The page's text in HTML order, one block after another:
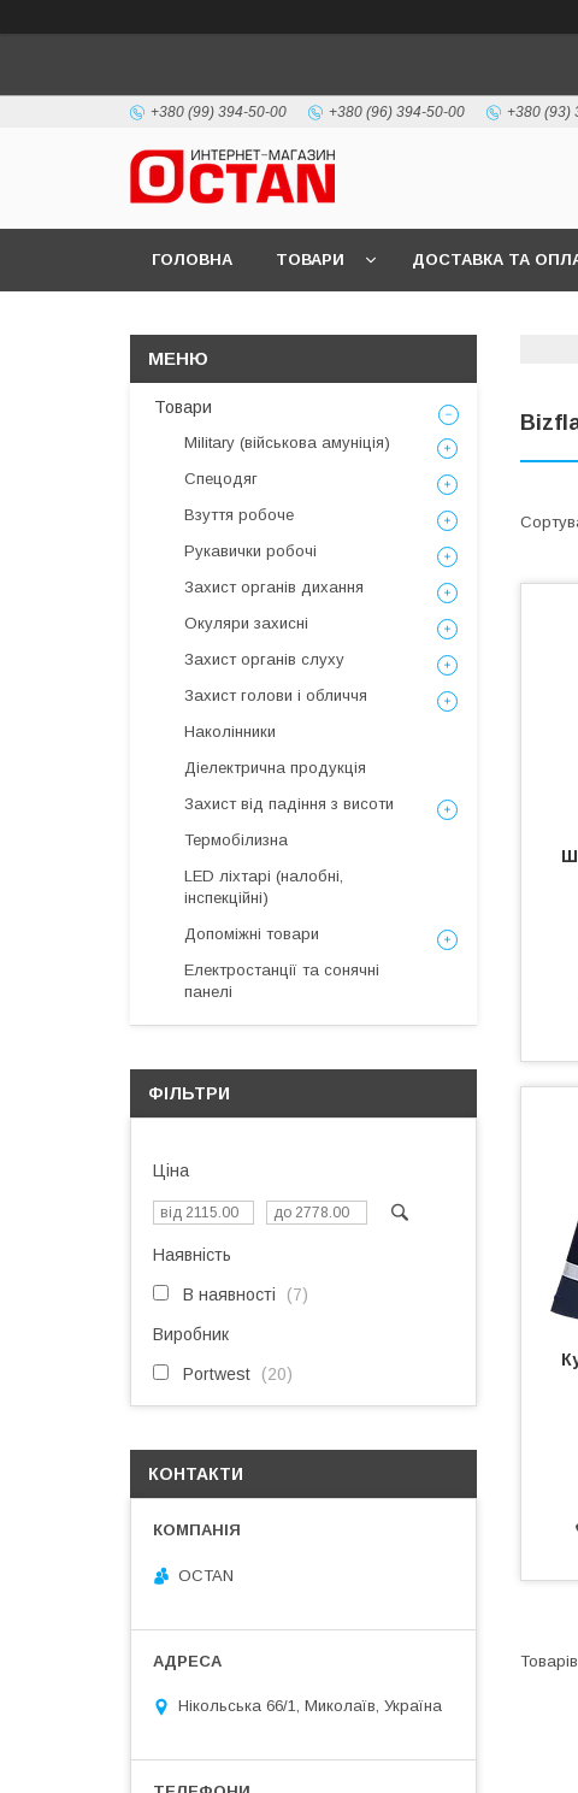
+380 (99) 394-50-00 +380 (96) 394-50-00 +380 (93)
ГОЛОВНА ТОВАРИ ДОСТАВКА ТА
Товари
Military (військова амуніція)
Спецодяг
Взуття робоче
Рукавички робочі
Захист органів дихання
Окуляри захисні
Захист органів слуху
Захист голови і обличчя
Наколінники
Діелектрична продукція
Захист від падіння з висоти
Термобілизна
LED ліхтарі (налобні,
інспекційні)
Допоміжні товари
Електростанції та сонячні
панелі
ФІЛЬТРИ
Ціна
Наявність
В наявності 7
Виробник
Portwest 20
КОНТАКТИ
OCTAN
Нікольська 66/1, Миколаїв, Україна